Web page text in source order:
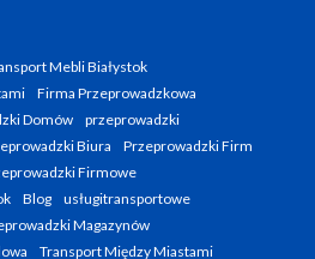
Mebli Białystok
Firma Przeprowadzkowa
Domów
przeprowadzki
Biura
Przeprowadzki Firm
Firmowe
Blog
usługitransportowe
Magazynów
Transport Między Miastami